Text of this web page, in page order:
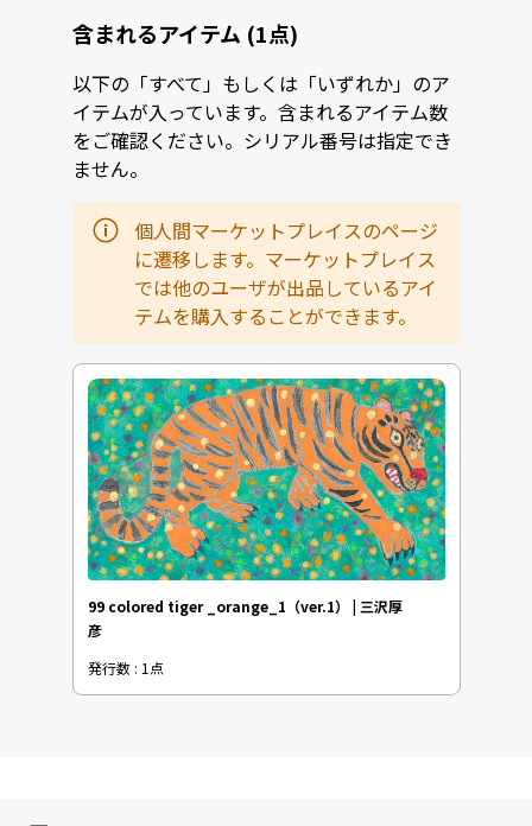
含まれるアイテム (1点)
以下の「すべて」もしくは「いずれか」のア
イテムが入っています。含まれるアイテム数
をご確認ください。シリアル番号は指定でき
ません。
個人間マーケットプレイスのページ
に遷移します。マーケットプレイス
では他のユーザが出品しているアイ
テムを購入することができます。
99 colored tiger _orange_1（ver.1） | 三沢厚
彦
発行数 : 1点